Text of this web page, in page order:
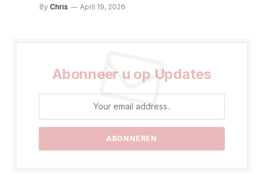
By Chris April 19, 2026
Abonneer u op Updates